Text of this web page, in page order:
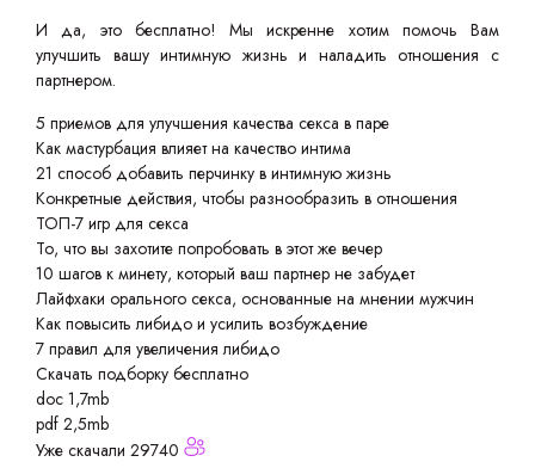
И да, это бесплатно! Мы искренне хотим помочь Вам
улучшить вашу интимную жизнь и наладить отношения с
партнером.
5 приемов для улучшения качества секса в паре
Как мастурбация влияет на качество интима
21 способ добавить перчинку в интимную жизнь
Конкретные действия, чтобы разнообразить в отношения
ТОП-7 игр для секса
То, что вы захотите попробовать в этот же вечер
10 шагов к минету, который ваш партнер не забудет
Лайфхаки орального секса, основанные на мнении мужчин
Как повысить либидо и усилить возбуждение
7 правил для увеличения либидо
Скачать подборку бесплатно
doc 1,7mb
pdf 2,5mb
Уже скачали 29740